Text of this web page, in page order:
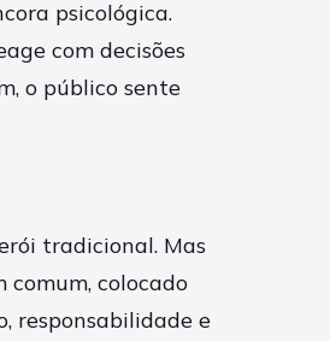
psicológica.
com decisões
o público sente
tradicional. Mas
colocado
responsabilidade e